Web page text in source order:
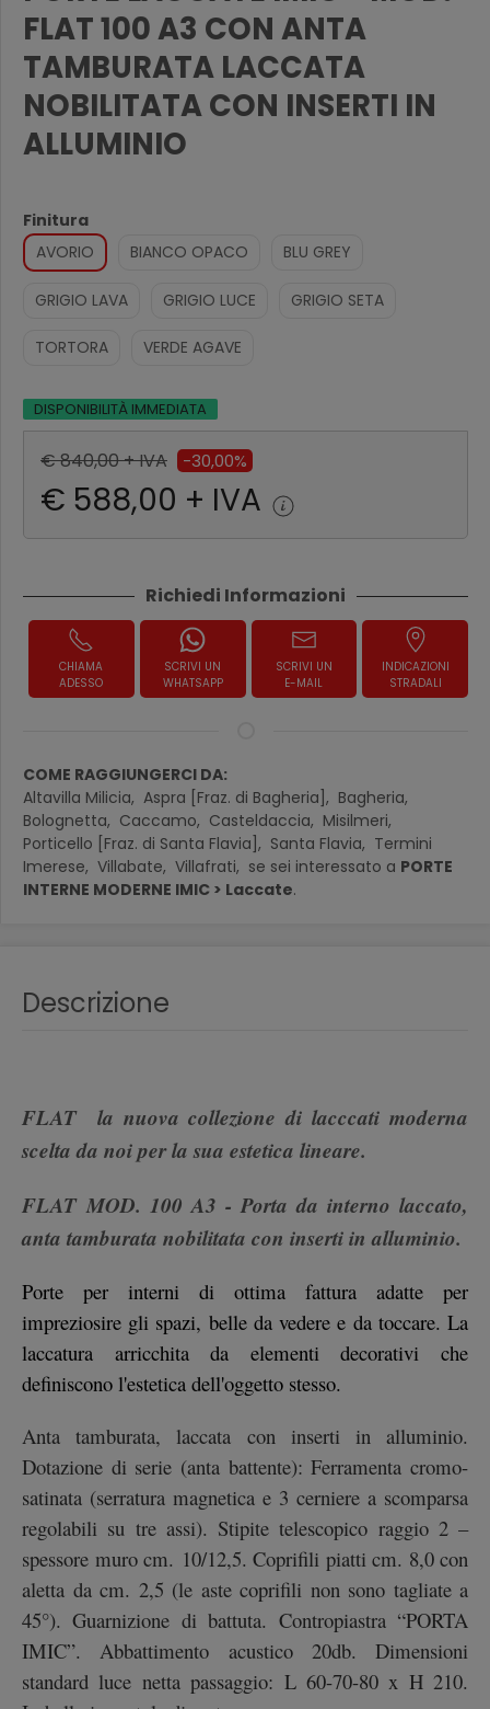
FLAT 100 A3 CON ANTA
TAMBURATA LACCATA
NOBILITATA CON INSERTI IN
ALLUMINIO
Finitura
AVORIO
BIANCO OPACO BLU GREY
GRIGIO LAVA GRIGIO LUCE GRIGIO SETA
TORTORA VERDE AGAVE
DISPONIBILITÀ IMMEDIATA
€ 840,00 + IVA -30,00%
€ 588,00 + IVA
Richiedi Informazioni
CHIAMA
ADESSO
SCRIVI UN
WHATSAPP
SCRIVI UN
E-MAIL
INDICAZIONI
STRADALI
COME RAGGIUNGERCI DA:
Altavilla Milicia, Aspra [Fraz. di Bagheria], Bagheria,
Bolognetta, Caccamo, Casteldaccia, Misilmeri,
Porticello [Fraz. di Santa Flavia], Santa Flavia, Termini
Imerese, Villabate, Villafrati, se sei interessato a PORTE
INTERNE MODERNE IMIC > Laccate.
Descrizione
FLAT la nuova collezione di lacccati moderna
scelta da noi per la sua estetica lineare.
FLAT MOD. 100 A3 - Porta da interno laccato,
anta tamburata nobilitata con inserti in alluminio.
Porte per interni di ottima fattura adatte per
impreziosire gli spazi, belle da vedere e da toccare. La
laccatura arricchita da elementi decorativi che
definiscono l'estetica dell'oggetto stesso.
Anta tamburata, laccata con inserti in alluminio.
Dotazione di serie (anta battente): Ferramenta cromo-
satinata (serratura magnetica e 3 cerniere a scomparsa
regolabili su tre assi). Stipite telescopico raggio 2 –
spessore muro cm. 10/12,5. Coprifili piatti cm. 8,0 con
aletta da cm. 2,5 (le aste coprifili non sono tagliate a
45°). Guarnizione di battuta. Contropiastra “PORTA
IMIC”. Abbattimento acustico 20db. Dimensioni
standard luce netta passaggio: L 60-70-80 x H 210.